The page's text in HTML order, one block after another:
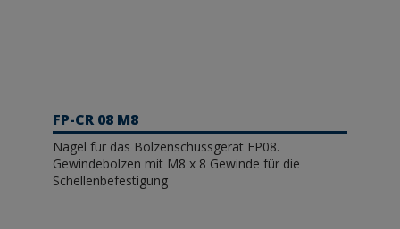
FP-CR 08 M8
Nägel für das Bolzenschussgerät FP08.
Gewindebolzen mit M8 x 8 Gewinde für die
Schellenbefestigung